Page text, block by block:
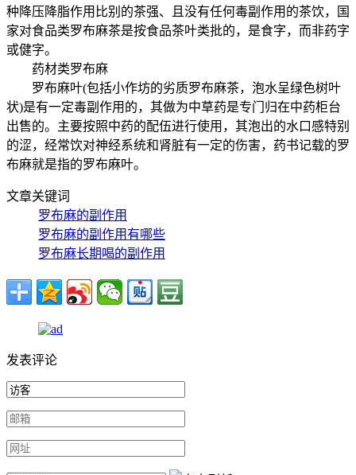
种降压降脂作用比别的茶强、且没有任何毒副作用的茶饮，国
家对食品类罗布麻茶是按食品茶叶类批的，是食字，而非药字
或健字。
药材类罗布麻
罗布麻叶(包括小作坊的劣质罗布麻茶，泡水呈绿色树叶
状)是有一定毒副作用的，其做为中草药是专门归在中药柜台
出售的。主要按照中药的配伍进行使用，其泡出的水口感特别
的涩，经常饮对神经系统和肾脏有一定的伤害，药书记载的罗
布麻就是指的罗布麻叶。
文章关键词
罗布麻的副作用
罗布麻的副作用有哪些
罗布麻长期喝的副作用
发表评论